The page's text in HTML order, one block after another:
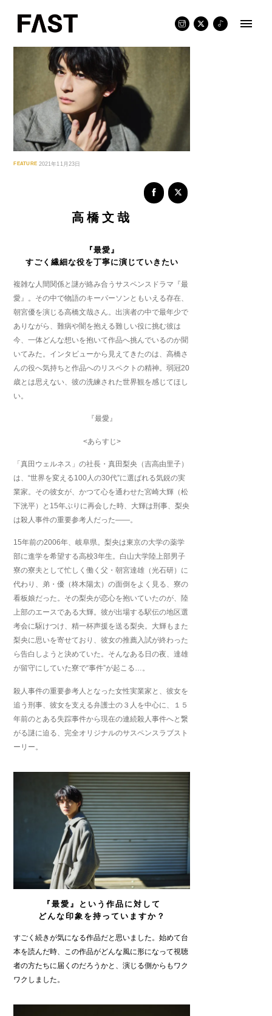
content
FEATURE 2021年11月23日
高橋文哉
『最愛』
すごく繊細な役を丁寧に演じていきたい
複雑な人間関係と謎が絡み合うサスペンスドラマ『最
愛』。その中で物語のキーパーソンともいえる存在、
朝宮優を演じる高橋文哉さん。出演者の中で最年少で
ありながら、難病や闇を抱える難しい役に挑む彼は
今、一体どんな想いを抱いて作品へ挑んでいるのか聞
いてみた。インタビューから見えてきたのは、高橋さ
んの役へ気持ちと作品へのリスペクトの精神。弱冠20
歳とは思えない、彼の洗練された世界観を感じてほし
い。
『最愛』
<あらすじ>
「真田ウェルネス」の社長・真田梨央（吉高由里子）
は、“世界を変える100人の30代”に選ばれる気鋭の実
業家。その彼女が、かつて心を通わせた宮崎大輝（松
下洸平）と15年ぶりに再会した時、大輝は刑事、梨央
は殺人事件の重要参考人だった――。
15年前の2006年、岐阜県。梨央は東京の大学の薬学
部に進学を希望する高校3年生。白山大学陸上部男子
寮の寮夫として忙しく働く父・朝宮達雄（光石研）に
代わり、弟・優（柊木陽太）の面倒をよく見る、寮の
看板娘だった。その梨央が恋心を抱いていたのが、陸
上部のエースである大輝。彼が出場する駅伝の地区選
考会に駆けつけ、精一杯声援を送る梨央。大輝もまた
梨央に思いを寄せており、彼女の推薦入試が終わった
ら告白しようと決めていた。そんなある日の夜、達雄
が留守にしていた寮で“事件”が起こる…。
殺人事件の重要参考人となった女性実業家と、彼女を
追う刑事、彼女を支える弁護士の３人を中心に、１５
年前のとある失踪事件から現在の連続殺人事件へと繋
がる謎に迫る、完全オリジナルのサスペンスラブスト
ーリー。
『最愛』という作品に対して
どんな印象を持っていますか？
すごく続きが気になる作品だと思いました。始めて台
本を読んだ時、この作品がどんな風に形になって視聴
者の方たちに届くのだろうかと、演じる側からもワク
ワクしました。